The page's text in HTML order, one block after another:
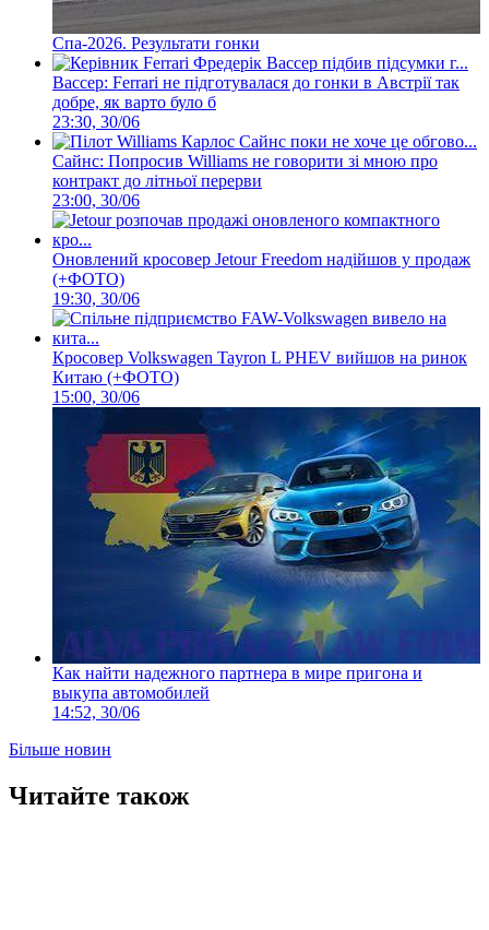
Спа-2026. Результати гонки
Вассер: Ferrari не підготувалася до гонки в Австрії так
добре, як варто було б
23:30, 30/06
Сайнс: Попросив Williams не говорити зі мною про
контракт до літньої перерви
23:00, 30/06
Оновлений кросовер Jetour Freedom надійшов у продаж
(+ФОТО)
19:30, 30/06
Кросовер Volkswagen Tayron L PHEV вийшов на ринок
Китаю (+ФОТО)
15:00, 30/06
Как найти надежного партнера в мире пригона и
выкупа автомобилей
14:52, 30/06
Більше новин
Читайте також